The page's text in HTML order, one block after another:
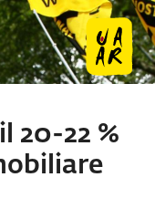
20-22 %